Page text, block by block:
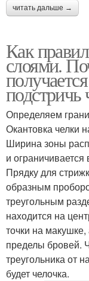
читать дальше →
Как
слоями.
подстричь
Определяем
Окантовка челки
Ширина зоны
и
Прядку для
образным
треугольным
находится на
точки на
пределы бровей.
треугольника от
будет челочка.